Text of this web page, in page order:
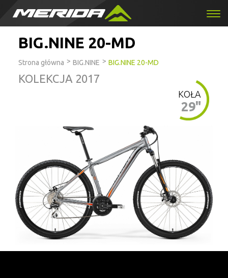
BIG.NINE 20-MD
Strona główna > BIG.NINE > BIG.NINE 20-MD
KOLEKCJA 2017
KOŁA
29"